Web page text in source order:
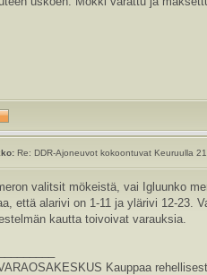
Re: DDR-Ajoneuvot kokoontuvat Keuruulla
valitsit mökeistä, vai Igluunko
että alarivi on 1-11 ja ylärivi 12-23.
kautta toivoivat varauksia.
Kauppaa